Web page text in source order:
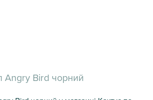
Angry Bird чорний